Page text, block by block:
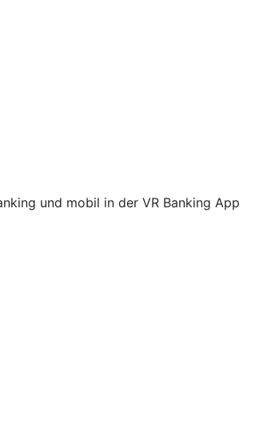
und mobil in der VR Banking App